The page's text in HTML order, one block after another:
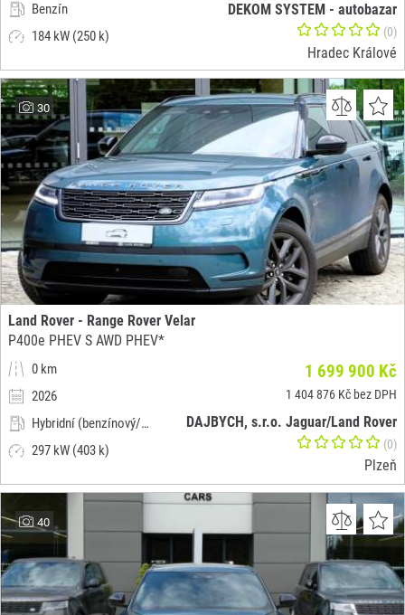
Benzín
184 kW (250 k)
DEKOM SYSTEM - autobazar
(0)
Hradec Králové
30
Land Rover - Range Rover Velar
P400e PHEV S AWD PHEV*
0 km
2026
Hybridní (benzínový/elektrický)
297 kW (403 k)
1 699 900 Kč
1 404 876 Kč bez DPH
DAJBYCH, s.r.o. Jaguar/Land Rover
(0)
Plzeň
40